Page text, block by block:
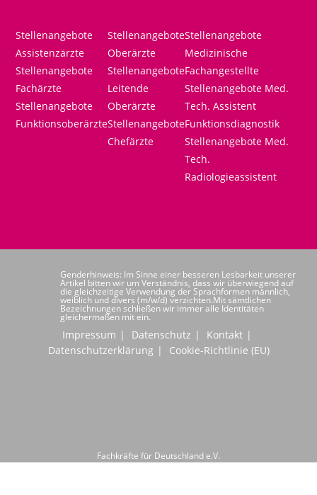
Stellenangebote
Assistenzärzte
Stellenangebote
Fachärzte
Stellenangebote
Funktionsoberärzte
Stellenangebote
Oberärzte
Stellenangebote
Leitende
Oberärzte
Stellenangebote
Chefärzte
Stellenangebote
Medizinische
Fachangestellte
Stellenangebote Med.
Tech. Assistent
Funktionsdiagnostik
Stellenangebote Med.
Tech.
Radiologieassistent
Genderhinweis: Im Sinne einer besseren Lesbarkeit unserer
Artikel bitten wir um Verständnis, dass wir überwiegend auf
die gleichzeitige Verwendung der Sprachformen männlich,
weiblich und divers (m/w/d) verzichten.Mit sämtlichen
Bezeichnungen schließen wir immer alle Identitäten
gleichermaßen mit ein.
Impressum Datenschutz
Kontakt
Datenschutzerklärung
Cookie-Richtlinie (EU)
Fachkräfte für Deutschland e.V.